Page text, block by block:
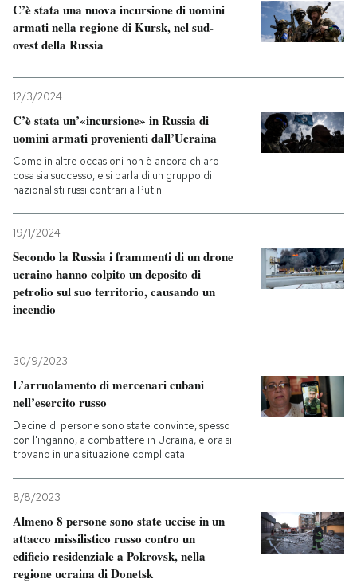
SHOP
CALENDARIO
AREA PERSONALE
Entra
C’è stata una nuova incursione di uomini
armati nella regione di Kursk, nel sud-
ovest della Russia
12/3/2024
C’è stata un’«incursione» in Russia di
uomini armati provenienti dall’Ucraina
Come in altre occasioni non è ancora chiaro
cosa sia successo, e si parla di un gruppo di
nazionalisti russi contrari a Putin
19/1/2024
Secondo la Russia i frammenti di un drone
ucraino hanno colpito un deposito di
petrolio sul suo territorio, causando un
incendio
30/9/2023
L’arruolamento di mercenari cubani
nell’esercito russo
Decine di persone sono state convinte, spesso
con l'inganno, a combattere in Ucraina, e ora si
trovano in una situazione complicata
8/8/2023
Almeno 8 persone sono state uccise in un
attacco missilistico russo contro un
edificio residenziale a Pokrovsk, nella
regione ucraina di Donetsk